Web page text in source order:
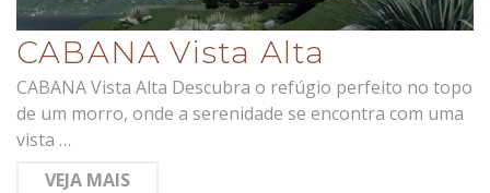
CABANA Vista Alta
CABANA Vista Alta Descubra o refúgio perfeito no topo
de um morro, onde a serenidade se encontra com uma
vista …
VEJA MAIS